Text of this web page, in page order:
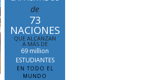
de
73
NACIONES
QUE ALCANZAN
A MÁS DE
69 million
ESTUDIANTES
EN TODO EL
MUNDO